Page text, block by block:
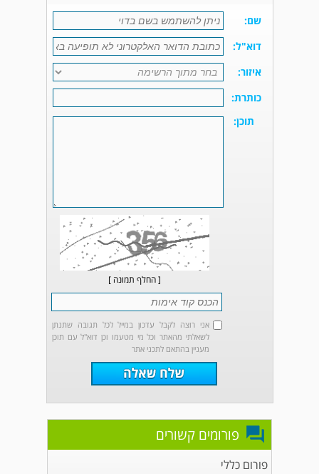
שם:
דוא"ל:
איזור:
כותרת:
תוכן:
[ החלף תמונה ]
אני רוצה לקבל עדכון במייל לכל תגובה שתנתן
לשאלתי מהאתר וכל מי מטעמו וכן דוא"ל עם תוכן
מעניין בהתאם לתכני אתר
פורומים קשורים
פורום כללי